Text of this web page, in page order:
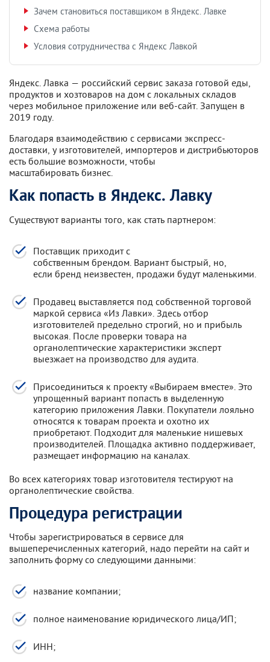
Зачем становиться поставщиком в Яндекс. Лавке
Схема работы
Условия сотрудничества с Яндекс Лавкой
Яндекс. Лавка — российский сервис заказа готовой еды,
продуктов и хозтоваров на дом с локальных складов
через мобильное приложение или веб-сайт. Запущен в
2019 году.
Благодаря взаимодействию с сервисами экспресс-
доставки, у изготовителей, импортеров и дистрибьюторов
есть большие возможности, чтобы
масштабировать бизнес.
Как попасть в Яндекс. Лавку
Существуют варианты того, как стать партнером:
Поставщик приходит с
собственным брендом. Вариант быстрый, но,
если бренд неизвестен, продажи будут маленькими.
Продавец выставляется под собственной торговой
маркой сервиса «Из Лавки». Здесь отбор
изготовителей предельно строгий, но и прибыль
высокая. После проверки товара на
органолептические характеристики эксперт
выезжает на производство для аудита.
Присоединиться к проекту «Выбираем вместе». Это
упрощенный вариант попасть в выделенную
категорию приложения Лавки. Покупатели лояльно
относятся к товарам проекта и охотно их
приобретают. Подходит для маленькие нишевых
производителей. Площадка активно поддерживает,
размещает информацию на каналах.
Во всех категориях товар изготовителя тестируют на
органолептические свойства.
Процедура регистрации
Чтобы зарегистрироваться в сервисе для
вышеперечисленных категорий, надо перейти на сайт и
заполнить форму со следующими данными:
название компании;
полное наименование юридического лица/ИП;
ИНН;